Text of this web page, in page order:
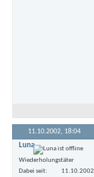
11.10.2002, 18:04
Luna
Wiederholungstäter
Dabei seit
11.10.2002